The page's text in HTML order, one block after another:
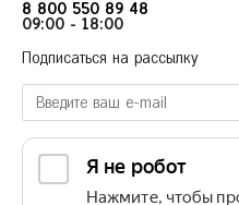
8 800 550 89 48
09:00 - 18:00
Подписаться на рассылку